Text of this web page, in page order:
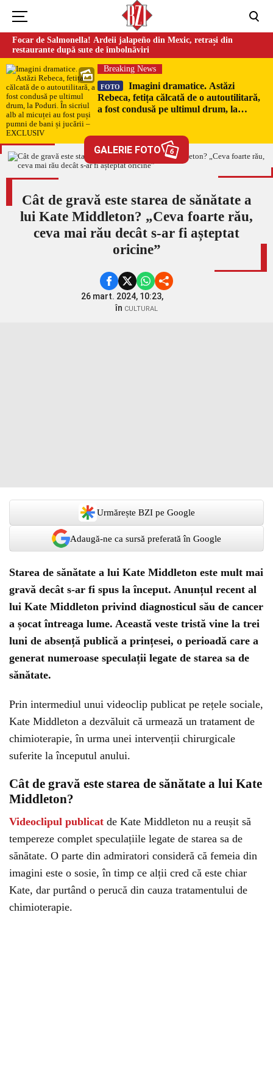
Focar de Salmonella! Ardeii jalapeño din Mexic, retrași din
restaurante după sute de îmbolnăviri
Breaking News
FOTO
Imagini dramatice. Astăzi
Rebeca, fetița călcată de o autoutilitară,
a fost condusă pe ultimul drum, la
EXCLUSIV
GALERIE FOTO 6
Cât de gravă este starea de sănătate a
lui Kate Middleton? „Ceva foarte rău,
ceva mai rău decât s-ar fi așteptat
oricine”
26 mart. 2024, 10:23,
în CULTURAL
Urmărește BZI pe Google
Adaugă-ne ca sursă preferată în Google
Starea de sănătate a lui Kate Middleton este mult mai
gravă decât s-ar fi spus la început. Anunțul recent al
lui Kate Middleton privind diagnosticul său de cancer
a șocat întreaga lume. Această veste tristă vine la trei
luni de absență publică a prințesei, o perioadă care a
generat numeroase speculații legate de starea sa de
sănătate.
Prin intermediul unui videoclip publicat pe rețele sociale,
Kate Middleton a dezvăluit că urmează un tratament de
chimioterapie, în urma unei intervenții chirurgicale
suferite la începutul anului.
Cât de gravă este starea de sănătate a lui Kate
Middleton?
Videoclipul publicat de Kate Middleton nu a reușit să
tempereze complet speculațiile legate de starea sa de
sănătate. O parte din admiratori consideră că femeia din
imagini este o sosie, în timp ce alții cred că este chiar
Kate, dar purtând o perucă din cauza tratamentului de
chimioterapie.